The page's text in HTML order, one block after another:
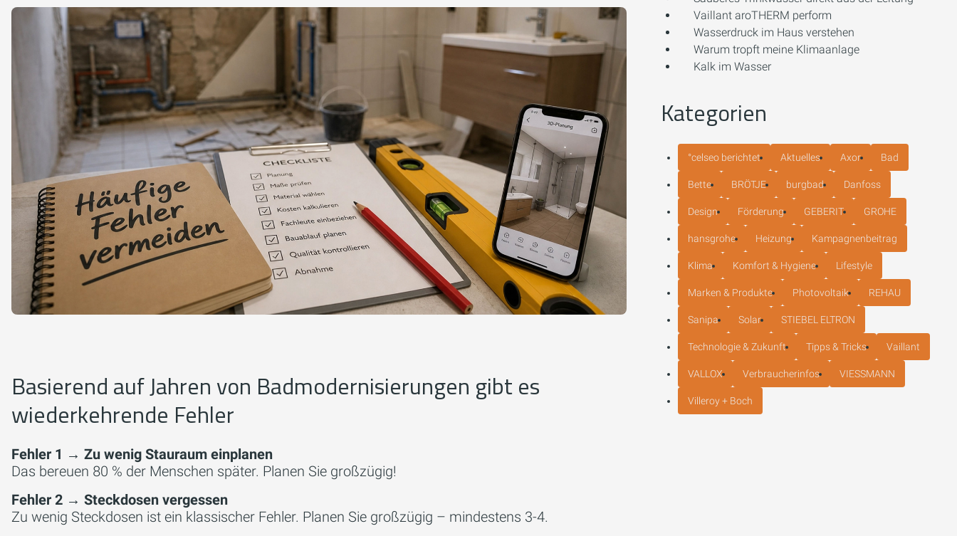
Basierend auf Jahren von Badmodernisierungen gibt es
wiederkehrende Fehler
Fehler 1 → Zu wenig Stauraum einplanen
Das bereuen 80 % der Menschen später. Planen Sie großzügig!
Fehler 2 → Steckdosen vergessen
Zu wenig Steckdosen ist ein klassischer Fehler. Planen Sie großzügig – mindestens 3-4.
Vaillant aroTHERM perform
Wasserdruck im Haus verstehen
Warum tropft meine Klimaanlage
Kalk im Wasser
Kategorien
°celseo berichtet Aktuelles Axor Bad
Bette BRÖTJE burgbad Danfoss
Design Förderung GEBERIT GROHE
hansgrohe Heizung Kampagnenbeitrag
Klima Komfort & Hygiene Lifestyle
Marken & Produkte Photovoltaik REHAU
Sanipa Solar STIEBEL ELTRON
Technologie & Zukunft Tipps & Tricks Vaillant
VALLOX Verbraucherinfos VIESSMANN
Villeroy + Boch